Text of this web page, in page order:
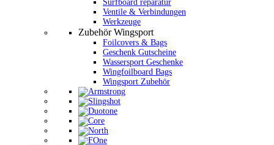
Surfboard reparatur
Ventile & Verbindungen
Werkzeuge
Zubehör Wingsport
Foilcovers & Bags
Geschenk Gutscheine
Wassersport Geschenke
Wingfoilboard Bags
Wingsport Zubehör